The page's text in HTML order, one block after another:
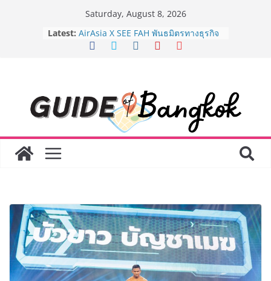
Saturday, August 8, 2026
Latest: AirAsia X SEE FAH พันธมิตรทางธุรกิจ
ยาวนานกว่า 20 ปี ต่อยอดเสิร์ฟความ
“BIO TRADE CONNECT 2026” ยก
ระดับผลิตภัณฑ์ท้องถิ่นสู่ตลาดเชิง
พาณิชย์อย่างยั่งยืน
LORDNINE จัดศึกคนดังสายเกม ไทย
ปะทะ ฟิลิปปินส์ ใน “Rise of the Tenth
ได้เตรียมนักเรียนเพียงเพื่อก้าวเข้าสู่
มหาวิทยาลัยเท่านั้น แต่ยังเตรียมพวก
เขาให้พร้อมเป็นผู้กำหนดอนาคต”
8.8 “ซูเลียน” รวมพลังนักธุรกิจทั่ว
ประเทศ จัดประชุมใหญ่แห่งปี พบ CEO
“ดร.ปิยะวัฒน์” ถ่ายทอดวิสัยทัศน์ธุรกิจ
พร้อมฟรีคอนเสิร์ต “โชค รถแห่” ยกวง